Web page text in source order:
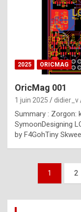
2025 ORICMAG
OricMag 001
1 juin 2025 didier_v
Summary : Zorgon:
SymoonDesigning
by F4GohTiny
Pagination
publications
1 2